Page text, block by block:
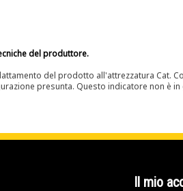
del produttore.
del prodotto all'attrezzatura Cat.
presunta. Questo indicatore non è
Il mio